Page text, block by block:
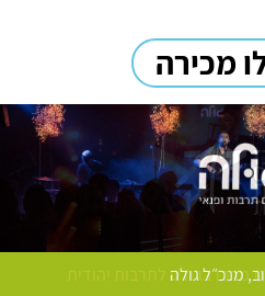
מכירה
מנכ״ל גולה
מרכז ברודט לתרבות יהודית